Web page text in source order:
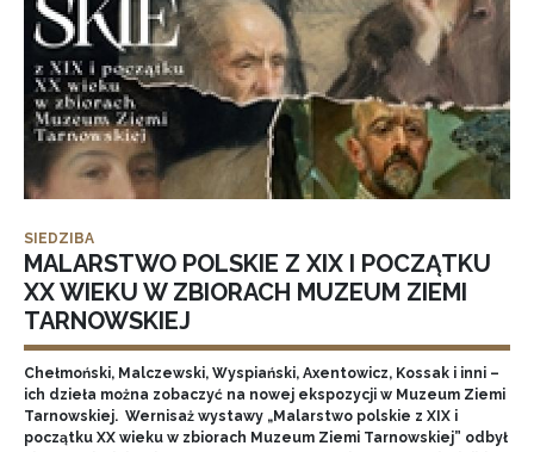
SIEDZIBA
MALARSTWO POLSKIE Z XIX I POCZĄTKU
XX WIEKU W ZBIORACH MUZEUM ZIEMI
TARNOWSKIEJ
Chełmoński, Malczewski, Wyspiański, Axentowicz, Kossak i inni –
ich dzieła można zobaczyć na nowej ekspozycji w Muzeum Ziemi
Tarnowskiej. Wernisaż wystawy „Malarstwo polskie z XIX i
początku XX wieku w zbiorach Muzeum Ziemi Tarnowskiej” odbył